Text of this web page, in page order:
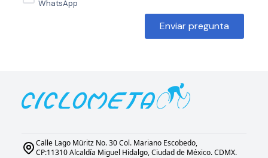
WhatsApp
Enviar pregunta
Calle Lago Müritz No. 30 Col. Mariano Escobedo,
CP:11310 Alcaldía Miguel Hidalgo, Ciudad de México. CDMX.